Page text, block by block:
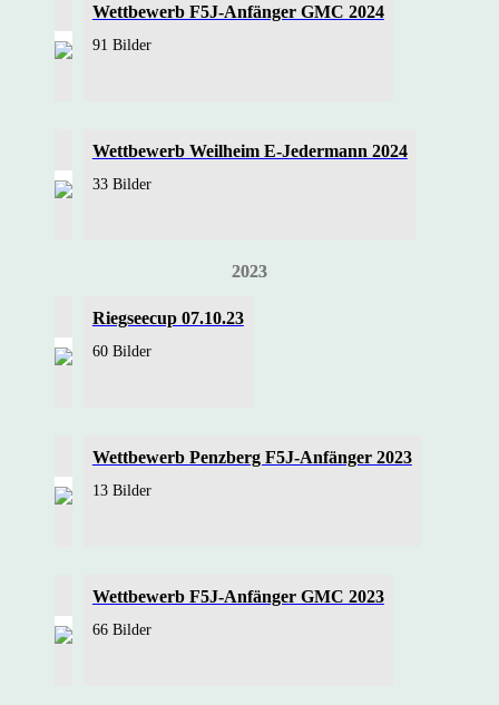
Wettbewerb F5J-Anfänger GMC 2024
91 Bilder
Wettbewerb Weilheim E-Jedermann 2024
33 Bilder
2023
Riegseecup 07.10.23
60 Bilder
Wettbewerb Penzberg F5J-Anfänger 2023
13 Bilder
Wettbewerb F5J-Anfänger GMC 2023
66 Bilder